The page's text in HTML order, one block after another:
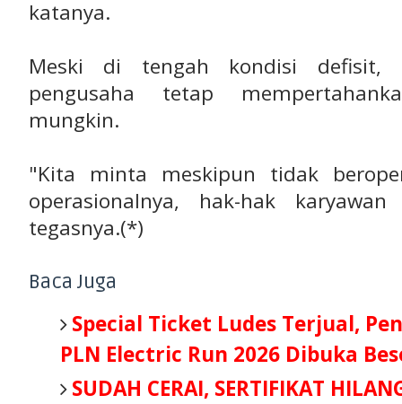
katanya.
Meski di tengah kondisi defisit,
pengusaha tetap
mungkin.
"Kita minta meskipun tidak
operasionalnya, hak-hak
tegasnya.(*)
Baca Juga
Special Ticket Ludes Terjual,
PLN Electric Run 2026 Dibuka
SUDAH CERAI, SERTIFIKAT